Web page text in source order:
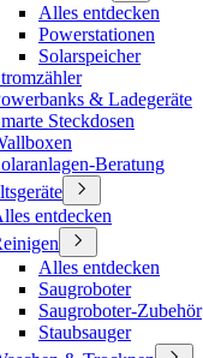
Alles entdecken
Powerstationen
Solarspeicher
& Ladegeräte
Steckdosen
Beratung
entdecken
Alles entdecken
Saugroboter
Saugroboter-Zubehör
Staubsauger